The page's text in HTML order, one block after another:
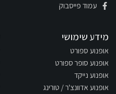
עמוד פייסבוק
מידע שימושי
אופנוע ספורט
אופנוע סופר ספורט
אופנוע נייקד
אופנוע אדוונצ'ר / טורינג